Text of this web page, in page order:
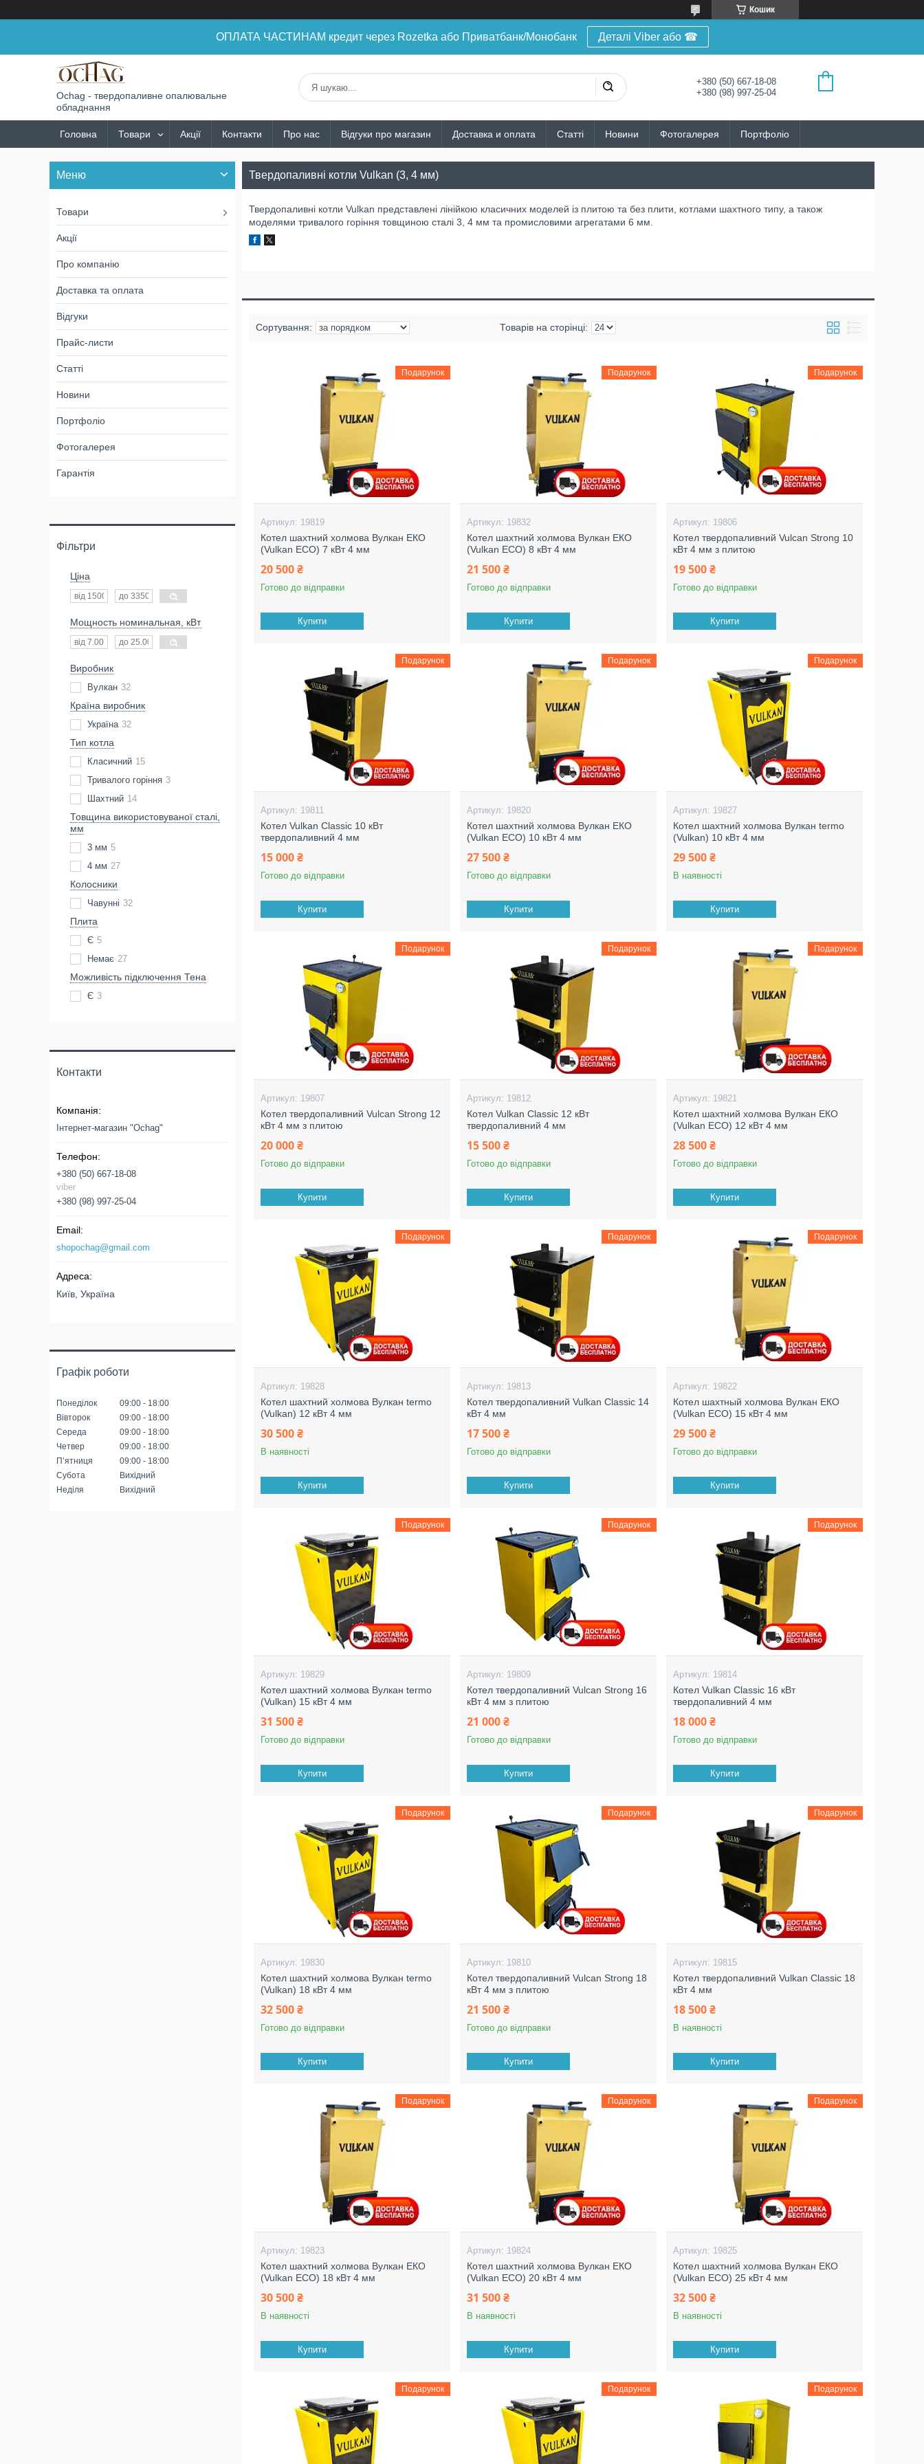
Кошик
ОПЛАТА ЧАСТИНАМ кредит через Rozetka або Приватбанк/Монобанк Деталі Viber або ☎
Ochag - твердопаливне опалювальне
обладнання
+380 (50) 667-18-08
+380 (98) 997-25-04
Головна Товари Акції Контакти Про нас Відгуки про магазин Доставка и оплата Статті Новини Фотогалерея Портфоліо
Твердопаливні котли Vulkan (3, 4 мм)
Твердопаливні котли Vulkan представлені лінійкою класичних моделей із плитою та без плити, котлами шахтного типу, а також
моделями тривалого горіння товщиною сталі 3, 4 мм та промисловими агрегатами 6 мм.
Подарунок
19819
Котел шахтний холмова Вулкан ЕКО
(Vulkan ECO) 7 кВт 4 мм
20 500 ₴
Готово до відправки
Купити
Подарунок
19832
Котел шахтний холмова Вулкан ЕКО
(Vulkan ECO) 8 кВт 4 мм
21 500 ₴
Готово до відправки
Купити
Подарунок
19806
Котел твердопаливний Vulcan Strong 10
кВт 4 мм з плитою
19 500 ₴
Готово до відправки
Купити
Подарунок
19811
Котел Vulkan Classic 10 кВт
твердопаливний 4 мм
15 000 ₴
Готово до відправки
Купити
Подарунок
19820
Котел шахтний холмова Вулкан ЕКО
(Vulkan ECO) 10 кВт 4 мм
27 500 ₴
Готово до відправки
Купити
Подарунок
19827
Котел шахтний холмова Вулкан termo
(Vulkan) 10 кВт 4 мм
29 500 ₴
В наявності
Купити
Подарунок
19807
Котел твердопаливний Vulcan Strong 12
кВт 4 мм з плитою
20 000 ₴
Готово до відправки
Купити
Подарунок
19812
Котел Vulkan Classic 12 кВт
твердопаливний 4 мм
15 500 ₴
Готово до відправки
Купити
Подарунок
19821
Котел шахтний холмова Вулкан ЕКО
(Vulkan ECO) 12 кВт 4 мм
28 500 ₴
Готово до відправки
Купити
Подарунок
19828
Котел шахтний холмова Вулкан termo
(Vulkan) 12 кВт 4 мм
30 500 ₴
В наявності
Купити
Подарунок
19813
Котел твердопаливний Vulkan Classic 14
кВт 4 мм
17 500 ₴
Готово до відправки
Купити
Подарунок
19822
Котел шахтный холмова Вулкан ЕКО
(Vulkan ECO) 15 кВт 4 мм
29 500 ₴
Готово до відправки
Купити
Подарунок
19829
Котел шахтний холмова Вулкан termo
(Vulkan) 15 кВт 4 мм
31 500 ₴
Готово до відправки
Купити
Подарунок
19809
Котел твердопаливний Vulcan Strong 16
кВт 4 мм з плитою
21 000 ₴
Готово до відправки
Купити
Подарунок
19814
Котел Vulkan Classic 16 кВт
твердопаливний 4 мм
18 000 ₴
Готово до відправки
Купити
Подарунок
19830
Котел шахтний холмова Вулкан termo
(Vulkan) 18 кВт 4 мм
32 500 ₴
Готово до відправки
Купити
Подарунок
19810
Котел твердопаливний Vulcan Strong 18
кВт 4 мм з плитою
21 500 ₴
Готово до відправки
Купити
Подарунок
19815
Котел твердопаливний Vulkan Classic 18
кВт 4 мм
18 500 ₴
В наявності
Купити
Подарунок
19823
Котел шахтний холмова Вулкан ЕКО
(Vulkan ECO) 18 кВт 4 мм
30 500 ₴
В наявності
Купити
Подарунок
19824
Котел шахтний холмова Вулкан ЕКО
(Vulkan ECO) 20 кВт 4 мм
31 500 ₴
В наявності
Купити
Подарунок
19825
Котел шахтний холмова Вулкан ЕКО
(Vulkan ECO) 25 кВт 4 мм
32 500 ₴
В наявності
Купити
Подарунок Подарунок Подарунок
Товари
Акції
Про компанію
Доставка та оплата
Відгуки
Прайс-листи
Статті
Новини
Портфоліо
Фотогалерея
Гарантія
Фільтри
Ціна
Мощность номинальная, кВт
Виробник
Вулкан 32
Країна виробник
Україна 32
Тип котла
Класичний 15
Тривалого горіння 3
Шахтний 14
Товщина використовуваної сталі,
мм
3 мм 5
4 мм 27
Колосники
Чавунні 32
Плита
Є 5
Немає 27
Можливість підключення Тена
Є 3
Контакти
Інтернет-магазин "Ochag"
+380 (50) 667-18-08
viber
+380 (98) 997-25-04
shopochag@gmail.com
Київ, Україна
Графік роботи
Понеділок 09:00
18:00
Вівторок
09:00
18:00
Середа
09:00
18:00
Четвер
09:00
18:00
Пʼятниця
09:00
18:00
Субота
Вихідний
Неділя
Вихідний